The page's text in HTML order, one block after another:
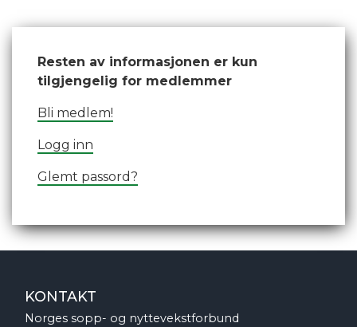
Resten av informasjonen er kun
tilgjengelig for medlemmer
Bli medlem!
Logg inn
Glemt passord?
KONTAKT
Norges sopp- og nyttevekstforbund